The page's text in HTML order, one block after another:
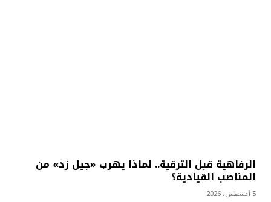
الرفاهية قبل الترقية.. لماذا يهرب «جيل زد» من
المناصب القيادية؟
5 أغسطس، 2026